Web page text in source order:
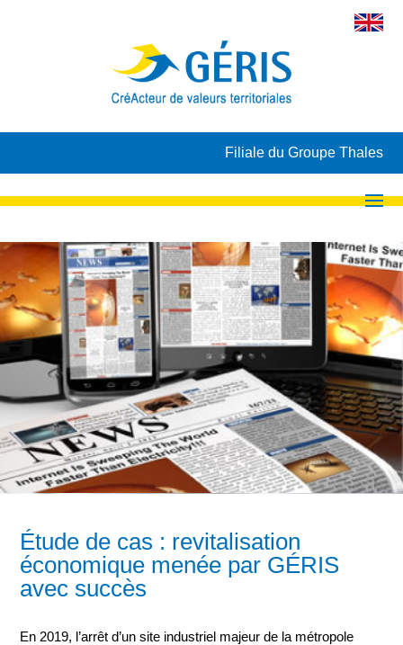
Filiale du Groupe Thales
Étude de cas : revitalisation
économique menée par GÉRIS
avec succès
En 2019, l’arrêt d’un site industriel majeur de la métropole